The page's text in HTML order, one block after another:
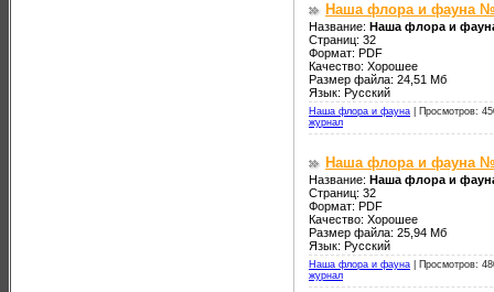
Наша флора и фауна
Название: Наша флора и
Страниц: 32
Формат: PDF
Качество: Хорошее
Размер файла: 24,51 Мб
Язык: Русский
Наша флора и фауна
Просмотров:
журнал
Наша флора и фауна
Название: Наша флора и
Страниц: 32
Формат: PDF
Качество: Хорошее
Размер файла: 25,94 Мб
Язык: Русский
Наша флора и фауна
Просмотров:
журнал